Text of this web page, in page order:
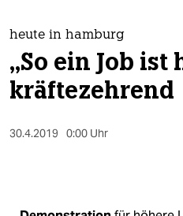
themen
politik
öko
gesellschaft
heute in hamburg
„So ein Job ist
kräftezehrend
30.4.2019 0:00 Uhr